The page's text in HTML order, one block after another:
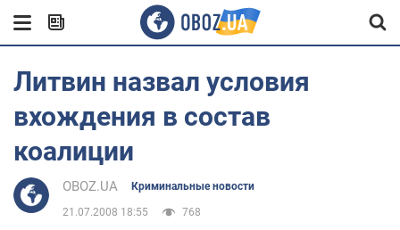
Литвин назвал условия
вхождения в состав
коалиции
OBOZ.UA Криминальные новости
21.07.2008 18:55 768